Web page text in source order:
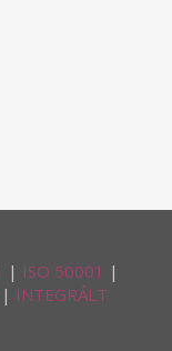
| ISO 50001 |
| INTEGRÁLT